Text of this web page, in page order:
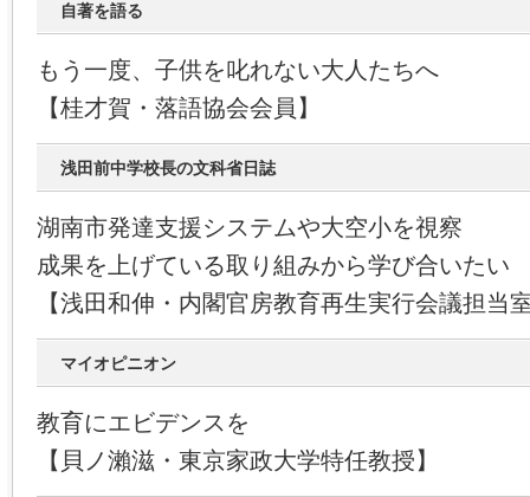
自著を語る
もう一度、子供を叱れない大人たちへ
【桂才賀・落語協会会員】
浅田前中学校長の文科省日誌
湖南市発達支援システムや大空小を視察
成果を上げている取り組みから学び合いたい
【浅田和伸・内閣官房教育再生実行会議担当
マイオピニオン
教育にエビデンスを
【貝ノ瀨滋・東京家政大学特任教授】